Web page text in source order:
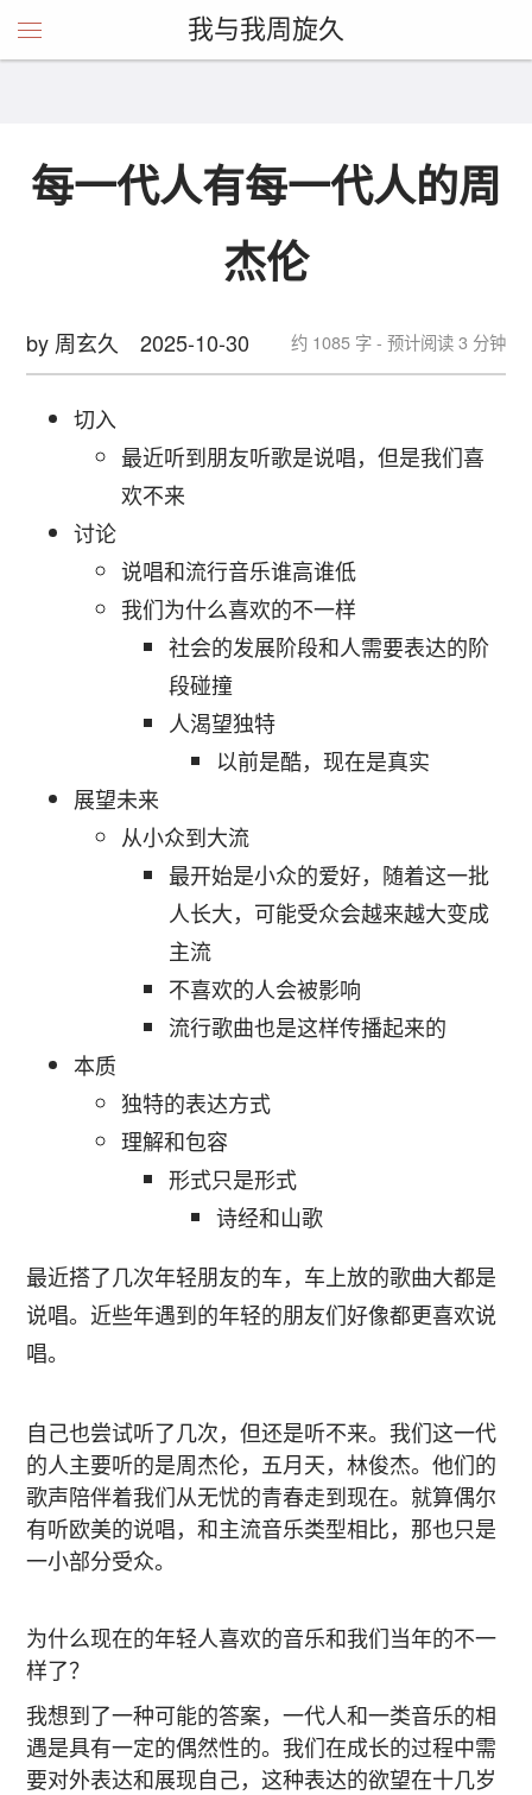
我与我周旋久
每一代人有每一代人的周
杰伦
by 周玄久 2025-10-30 约 1085 字 - 预计阅读 3 分钟
切入
最近听到朋友听歌是说唱，但是我们喜
欢不来
讨论
说唱和流行音乐谁高谁低
我们为什么喜欢的不一样
社会的发展阶段和人需要表达的阶
段碰撞
人渴望独特
以前是酷，现在是真实
展望未来
从小众到大流
最开始是小众的爱好，随着这一批
人长大，可能受众会越来越大变成
主流
不喜欢的人会被影响
流行歌曲也是这样传播起来的
本质
独特的表达方式
理解和包容
形式只是形式
诗经和山歌
最近搭了几次年轻朋友的车，车上放的歌曲大都是
说唱。近些年遇到的年轻的朋友们好像都更喜欢说
唱。
自己也尝试听了几次，但还是听不来。我们这一代
的人主要听的是周杰伦，五月天，林俊杰。他们的
歌声陪伴着我们从无忧的青春走到现在。就算偶尔
有听欧美的说唱，和主流音乐类型相比，那也只是
一小部分受众。
为什么现在的年轻人喜欢的音乐和我们当年的不一
样了？
我想到了一种可能的答案，一代人和一类音乐的相
遇是具有一定的偶然性的。我们在成长的过程中需
要对外表达和展现自己，这种表达的欲望在十几岁